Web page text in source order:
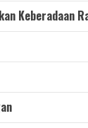
Keberadaan